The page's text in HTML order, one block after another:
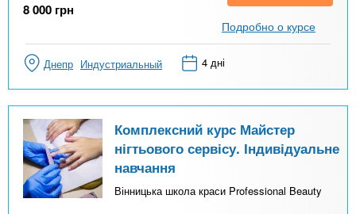
8 000 грн
Подробно о курсе
Днепр Индустриальный 4 дні
Комплексний курс Майстер
нігтьового сервісу. Індивідуальне
навчання
Вінницька школа краси Professional Beauty